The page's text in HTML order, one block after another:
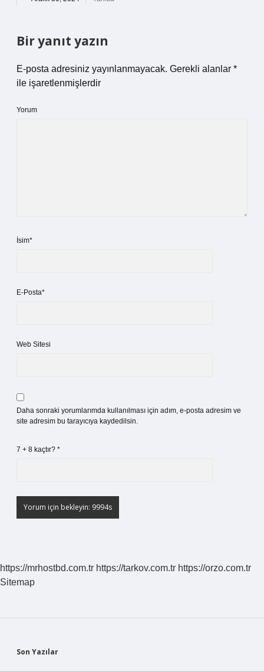
Bir yanıt yazın
E-posta adresiniz yayınlanmayacak. Gerekli alanlar *
ile işaretlenmişlerdir
Yorum
İsim*
E-Posta*
Web Sitesi
Daha sonraki yorumlarımda kullanılması için adım, e-posta adresim ve
site adresim bu tarayıcıya kaydedilsin.
7 + 8 kaçtır? *
https://mrhostbd.com.tr https://tarkov.com.tr https://orzo.com.tr
Sitemap
Sidebar
Son Yazılar